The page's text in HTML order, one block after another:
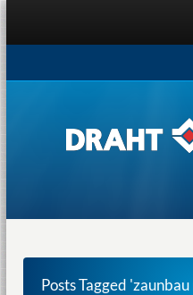
Posts Tagged